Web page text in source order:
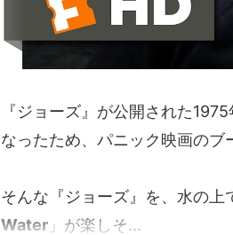
『ジョーズ』が公開された
なったため、パニック映画のブ
そんな『ジョーズ』を、水の
Water 」が楽しそ...